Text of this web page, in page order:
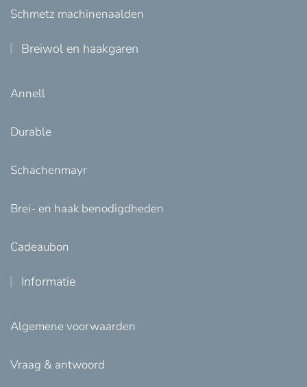
Schmetz machinenaalden
Breiwol en haakgaren
Annell
Durable
Schachenmayr
Brei- en haak benodigdheden
Cadeaubon
Informatie
Algemene voorwaarden
Vraag & antwoord